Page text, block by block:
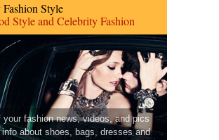
Style
Style and Celebrity Fashion
your fashion news, videos, and pics
about shoes, bags, dresses and